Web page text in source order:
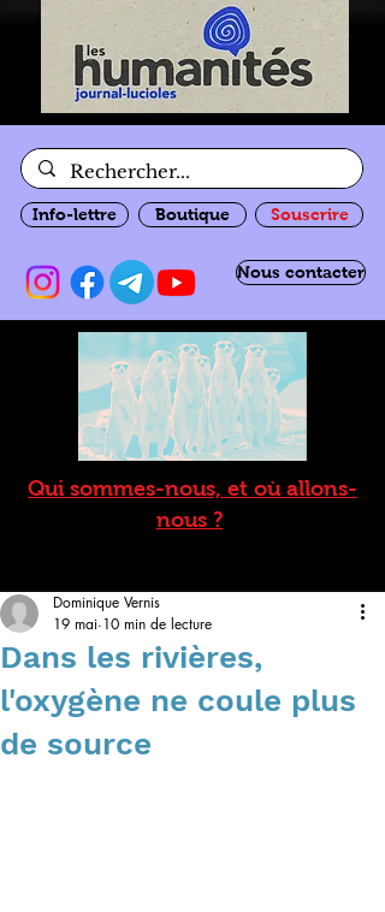
Info-lettre Boutique Souscrire
Nous contacter
Qui sommes-nous, et où allons-
nous ?
Dans les rivières,
l'oxygène ne coule plus
de source
Dominique Vernis
19 mai 10 min de lecture